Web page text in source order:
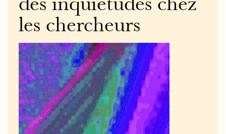
des inquiétudes chez
les chercheurs